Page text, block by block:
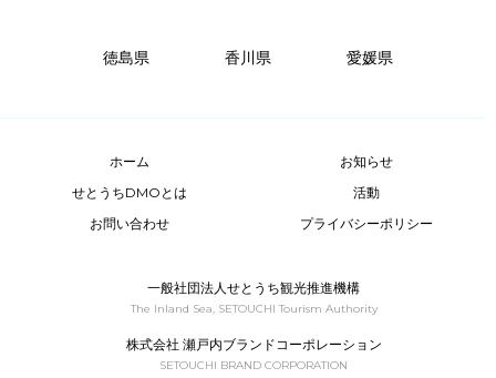
徳島県 香川県 愛媛県
ホーム
お知らせ
せとうちDMOとは
活動
お問い合わせ
プライバシーポリシー
一般社団法人せとうち観光推進機構
The Inland Sea, SETOUCHI Tourism Authority
株式会社 瀬戸内ブランドコーポレーション
SETOUCHI BRAND CORPORATION